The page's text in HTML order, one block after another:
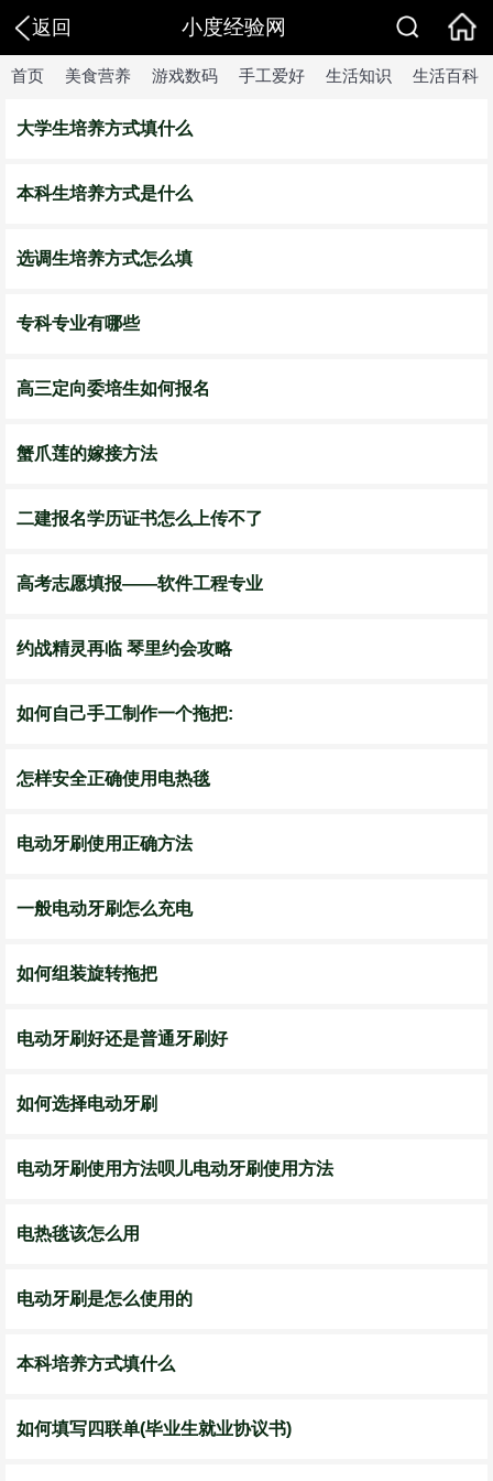
返回 小度经验网
首页 美食营养 游戏数码 手工爱好 生活知识 生活百科
大学生培养方式填什么
本科生培养方式是什么
选调生培养方式怎么填
专科专业有哪些
高三定向委培生如何报名
蟹爪莲的嫁接方法
二建报名学历证书怎么上传不了
高考志愿填报——软件工程专业
约战精灵再临 琴里约会攻略
如何自己手工制作一个拖把:
怎样安全正确使用电热毯
电动牙刷使用正确方法
一般电动牙刷怎么充电
如何组装旋转拖把
电动牙刷好还是普通牙刷好
如何选择电动牙刷
电动牙刷使用方法呗儿电动牙刷使用方法
电热毯该怎么用
电动牙刷是怎么使用的
本科培养方式填什么
如何填写四联单(毕业生就业协议书)